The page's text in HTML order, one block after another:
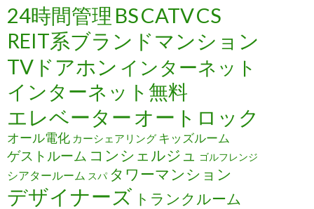
24時間管理 BSCATVCS
REIT系ブランドマンション
TVドアホン インターネット
インターネット無料
エレベーター オートロック
オール電化 カーシェアリング キッズルーム
ゲストルーム コンシェルジュ ゴルフレンジ
シアタールーム スパ タワーマンション
デザイナーズ トランクルーム